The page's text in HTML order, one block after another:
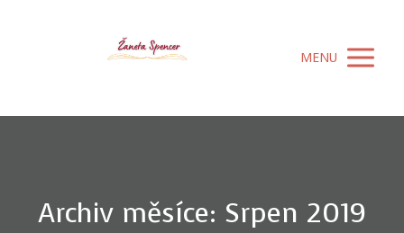
MENU
Archiv měsíce: Srpen 2019